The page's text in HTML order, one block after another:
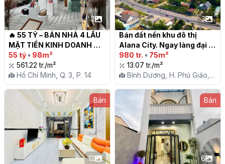
2
🔥 55 TỶ – BÁN NHÀ 4 LẦU
MẶT TIỀN KINH DOANH
ĐƯỜNG LÊ VĂN SĨ, QUẬN 3
– HỢP ĐỒNG THUÊ 100
TRIỆU/THÁNG
55 tỷ • 98m²
561.22 tr./m²
Hồ Chí Minh, Q. 3, P. 14
3
Bán đất nền khu đô thị
Alana City. Ngay làng đại
học. Mặt tiền DT. 741. Có sổ
sẵn
980 tr. • 75m²
13.07 tr./m²
Bình Dương, H. Phú Giáo,
X. Phước Hoà
Bán
12
Bán
6